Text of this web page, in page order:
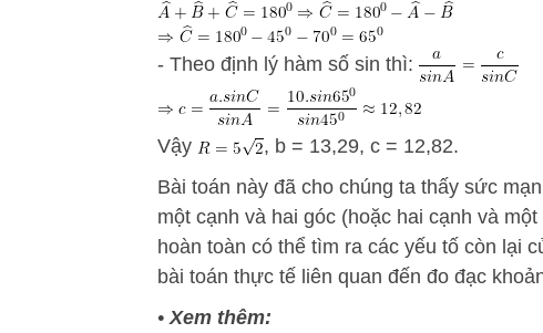
- Theo định lý hàm số sin thì:
Vậy
, b = 13,29, c = 12,82.
Bài toán này đã cho chúng ta thấy sức
một cạnh và hai góc (hoặc hai cạnh và
hoàn toàn có thể tìm ra các yếu tố còn lại
bài toán thực tế liên quan đến đo đạc
• Xem thêm: